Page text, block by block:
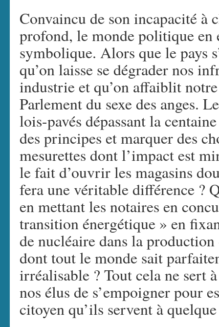
Convaincu de son incapacité à
profond, le monde politique en
symbolique. Alors que le pays
qu’on laisse se dégrader nos
industrie et qu’on affaiblit
Parlement du sexe des anges.
lois-pavés dépassant la
des principes et marquer des
mesurettes dont l’impact est
le fait d’ouvrir les magasins
fera une véritable différence ?
en mettant les notaires en
transition énergétique » en
de nucléaire dans la
dont tout le monde sait
irréalisable ? Tout cela ne sert
nos élus de s’empoigner pour
citoyen qu’ils servent à